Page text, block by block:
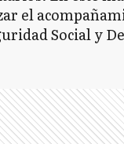
el
Social y